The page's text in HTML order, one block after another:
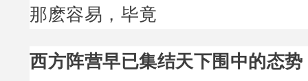
那麽容易，毕竟
西方阵营早已集结天下围中的态